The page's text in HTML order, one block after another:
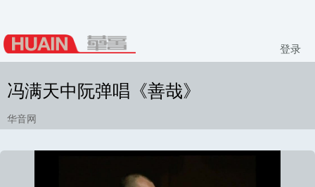
登录
冯满天中阮弹唱《善哉》
华音网